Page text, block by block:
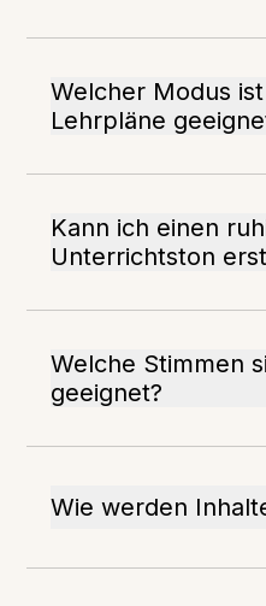
Welcher Modus
Lehrpläne
Kann ich einen
Unterrichtston
Welche Stimmen
geeignet?
Wie werden